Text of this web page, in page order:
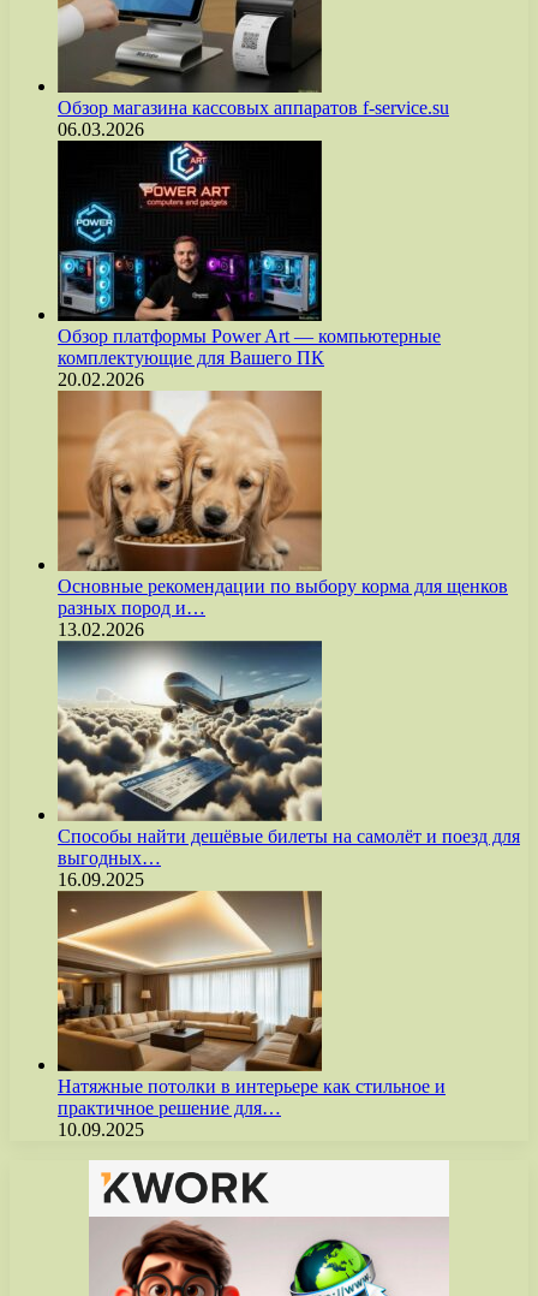
Обзор магазина кассовых аппаратов f-service.su
06.03.2026
Обзор платформы Power Art — компьютерные
комплектующие для Вашего ПК
20.02.2026
Основные рекомендации по выбору корма для щенков
разных пород и…
13.02.2026
Способы найти дешёвые билеты на самолёт и поезд для
выгодных…
16.09.2025
Натяжные потолки в интерьере как стильное и
практичное решение для…
10.09.2025